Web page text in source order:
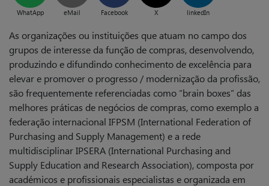
WhatApp eMail Facebook X linkedIn
As organizações ou instituições que atuam no campo dos
grupos de interesse da função de compras, desenvolvendo,
produzindo e difundindo conhecimento de excelência para
elevar e promover o progresso / modernização da profissão,
são frequentemente referenciadas como “brain boxes” das
melhores práticas de negócios de compras, como exemplo a
federação internacional IFPSM (International Federation of
Purchasing and Supply Management) e a rede
multidisciplinar IPSERA (International Purchasing and
Supply Education and Research Association), composta por
académicos e profissionais especialistas e organizada em